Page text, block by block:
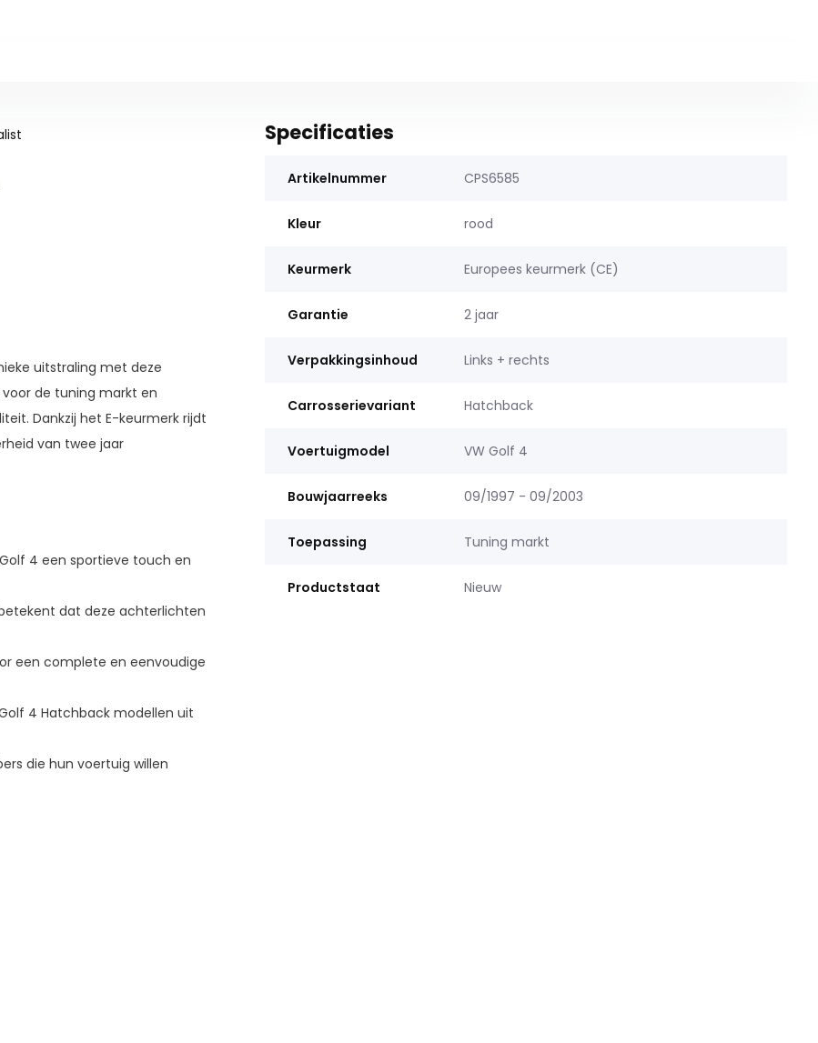
uitstraling met deze
de tuning markt en
Dankzij het E-keurmerk rijdt
van twee jaar
4 een sportieve touch en
dat deze achterlichten
een complete en eenvoudige
4 Hatchback modellen uit
die hun voertuig willen
Specificaties
Artikelnummer CPS6585
Kleur rood
Keurmerk Europees keurmerk (CE)
Garantie 2 jaar
Verpakkingsinhoud Links + rechts
Carrosserievariant Hatchback
Voertuigmodel VW Golf 4
Bouwjaarreeks 09/1997 - 09/2003
Toepassing Tuning markt
Productstaat Nieuw